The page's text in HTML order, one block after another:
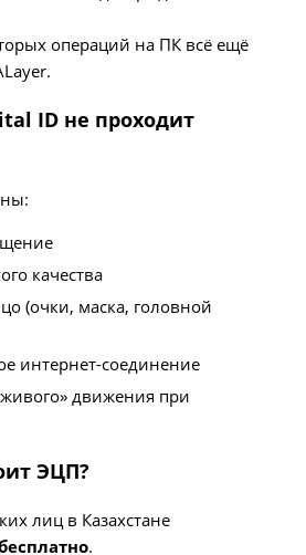
операций на ПК всё ещё
ID не проходит
качества
(очки, маска, головной
интернет-соединение
движения при
ЭЦП?
лиц в Казахстане
.